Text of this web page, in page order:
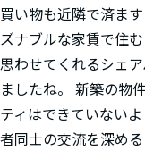
買い物も近隣で済ま
ズナブルな家賃で住
思わせてくれるシェ
ましたね。 新築の物
ティはできていない
者同士の交流を深め